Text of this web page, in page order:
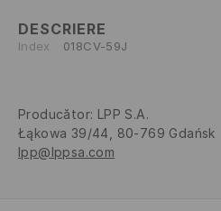
DESCRIERE
Index 018CV-59J
Producător: LPP S.A.
Łąkowa 39/44, 80-769 Gdańsk
lpp@lppsa.com